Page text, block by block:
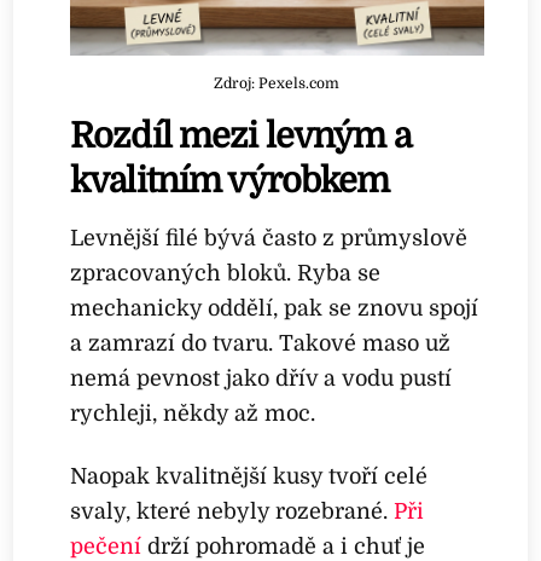
Zdroj: Pexels.com
Rozdíl mezi levným a
kvalitním výrobkem
Levnější filé bývá často z průmyslově
zpracovaných bloků. Ryba se
mechanicky oddělí, pak se znovu spojí
a zamrazí do tvaru. Takové maso už
nemá pevnost jako dřív a vodu pustí
rychleji, někdy až moc.
Naopak kvalitnější kusy tvoří celé
svaly, které nebyly rozebrané.Při
pečení drží pohromadě a i chuť je